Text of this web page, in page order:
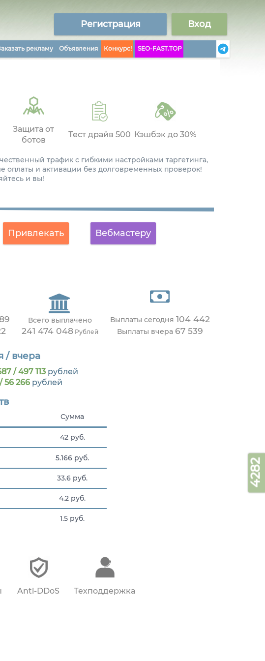
Регистрация Вход
рекламу Объявления Конкурс! SEO-FAST.TOP
Защита от
ботов
Тест драйв 500 Кэшбэк до 30%
трафик с гибкими настройками таргетинга,
оплаты и активации без долговременных проверок!
и вы!
Привлекать Вебмастеру
Всего выплачено
241 474 048Рублей
Выплаты сегодня 104 442
Выплаты вчера 67 539
/ вчера
/ 497 113 рублей
56 266рублей
Сумма
42 руб.
5.166 руб.
33.6 руб.
4.2 руб.
1.5 руб.
Anti-DDoS Техподдержка
4282